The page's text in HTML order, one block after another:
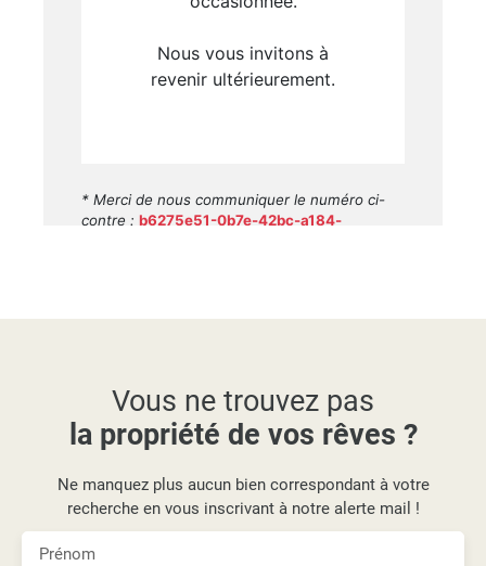
Vous ne trouvez pas
la propriété de vos rêves ?
Ne manquez plus aucun bien correspondant à votre
recherche en vous inscrivant à notre alerte mail !
Prénom